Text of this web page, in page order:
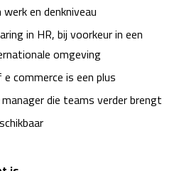
en denkniveau
in HR, bij voorkeur in een
omgeving
commerce is een plus
die teams verder brengt